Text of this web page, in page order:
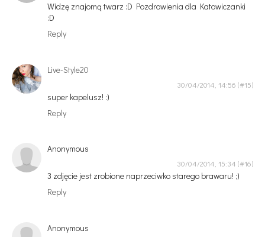
Widzę znajomą twarz :D Pozdrowienia dla Katowiczanki
:D
Reply
Live-Style20
30/04/2014, 14:56
super kapelusz! :)
Reply
Anonymous
30/04/2014, 15:34
3 zdjęcie jest zrobione naprzeciwko starego brawaru! ;)
Reply
Anonymous